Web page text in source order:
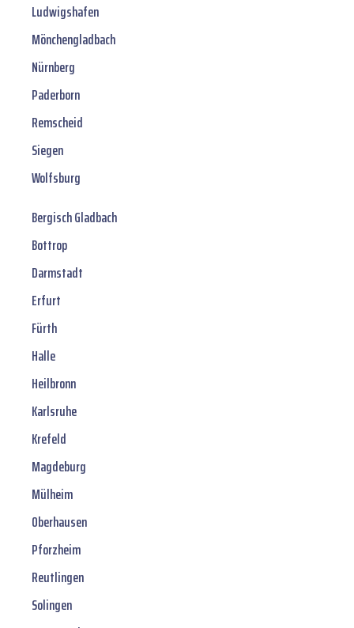
Ludwigshafen
Mönchengladbach
Nürnberg
Paderborn
Remscheid
Siegen
Wolfsburg
Bergisch Gladbach
Bottrop
Darmstadt
Erfurt
Fürth
Halle
Heilbronn
Karlsruhe
Krefeld
Magdeburg
Mülheim
Oberhausen
Pforzheim
Reutlingen
Solingen